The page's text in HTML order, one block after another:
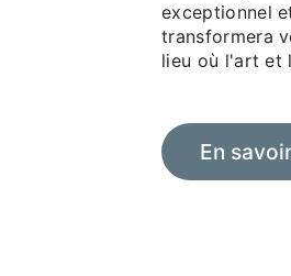
exceptionnel
transformera
lieu où l'art et
En